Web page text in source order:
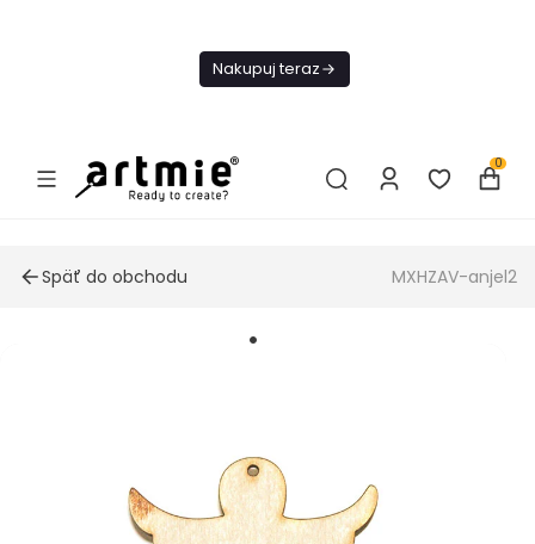
Nakupuj teraz
0
Späť do obchodu MXHZAV-anjel2